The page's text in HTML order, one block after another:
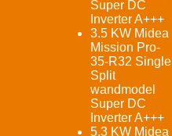
Super DC
Inverter A+++
3.5 KW Midea
Mission Pro-
35-R32 Single
Split
wandmodel
Super DC
Inverter A+++
5.3 KW Midea